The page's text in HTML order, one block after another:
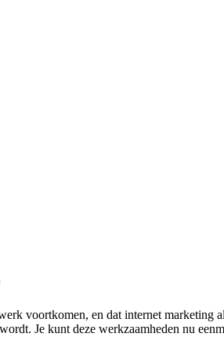
voortkomen, en dat internet
Je kunt deze werkzaamheden nu